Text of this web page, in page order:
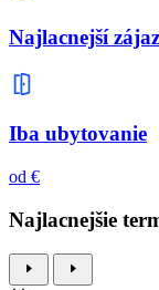
Najlacnejší
Iba ubytovanie
od €
Najlacnejšie